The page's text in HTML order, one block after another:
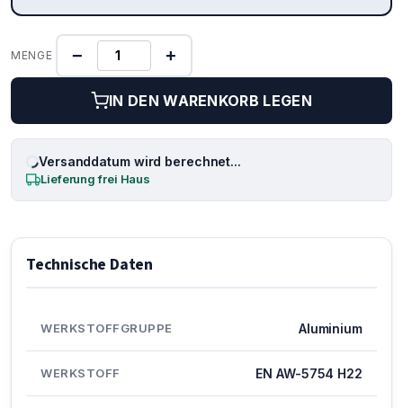
MENGE − +
IN DEN WARENKORB LEGEN
Versanddatum wird berechnet...
Lieferung frei Haus
Technische Daten
WERKSTOFFGRUPPE Aluminium
WERKSTOFF EN AW-5754 H22